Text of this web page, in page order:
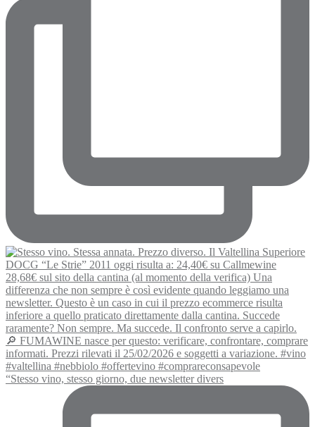
“Stesso vino, stesso giorno, due newsletter divers